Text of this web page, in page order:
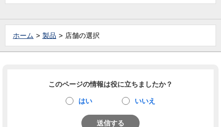
ホーム 製品 店舗の選択
このページの情報は役に立ちましたか？
はい いいえ
送信する